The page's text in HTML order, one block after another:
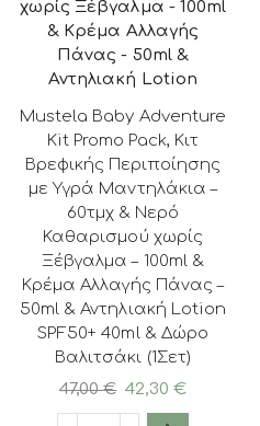
Κρέμα
για
την
Αλλαγή
Πάνας
(-50%
Στο
Δεύτερο
προϊόν)
2x100ml
ποσότητα
5200398506312
Mustela Baby Adventure
Kit Promo Pack, Κιτ
Βρεφικής Περιποίησης
με Υγρά Μαντηλάκια –
60τμχ & Νερό
Καθαρισμού χωρίς
Ξέβγαλμα – 100ml &
Κρέμα Αλλαγής Πάνας –
50ml & Αντηλιακή Lotion
SPF50+ 40ml & Δώρο
Βαλιτσάκι (1Σετ)
47,00€ Original
price
42,30 €Η